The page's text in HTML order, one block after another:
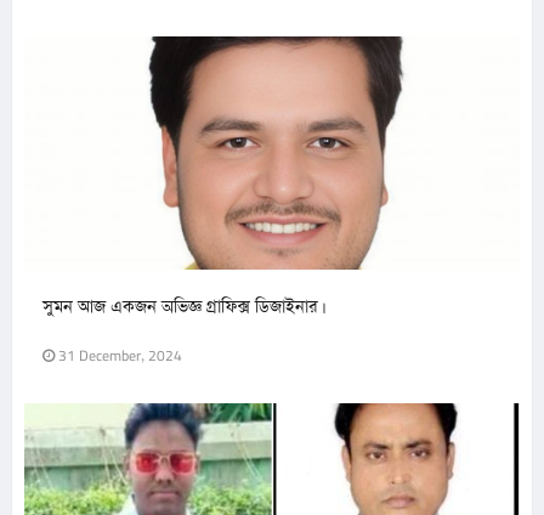
সুমন আজ একজন অভিজ্ঞ গ্রাফিক্স ডিজাইনার।
31 December, 2024